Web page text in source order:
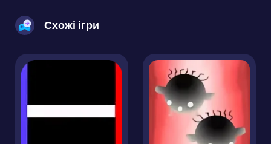
Схожі ігри